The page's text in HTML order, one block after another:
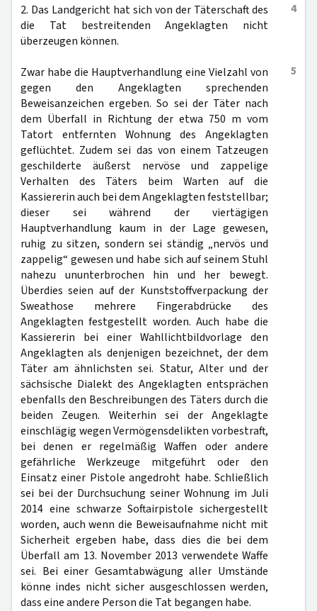
4
2. Das Landgericht hat sich von der Täterschaft des
die Tat bestreitenden Angeklagten nicht
überzeugen können.
5
Zwar habe die Hauptverhandlung eine Vielzahl von
gegen den Angeklagten sprechenden
Beweisanzeichen ergeben. So sei der Täter nach
dem Überfall in Richtung der etwa 750 m vom
Tatort entfernten Wohnung des Angeklagten
geflüchtet. Zudem sei das von einem Tatzeugen
geschilderte äußerst nervöse und zappelige
Verhalten des Täters beim Warten auf die
Kassiererin auch bei dem Angeklagten feststellbar;
dieser sei während der viertägigen
Hauptverhandlung kaum in der Lage gewesen,
ruhig zu sitzen, sondern sei ständig „nervös und
zappelig“ gewesen und habe sich auf seinem Stuhl
nahezu ununterbrochen hin und her bewegt.
Überdies seien auf der Kunststoffverpackung der
Sweathose mehrere Fingerabdrücke des
Angeklagten festgestellt worden. Auch habe die
Kassiererin bei einer Wahllichtbildvorlage den
Angeklagten als denjenigen bezeichnet, der dem
Täter am ähnlichsten sei. Statur, Alter und der
sächsische Dialekt des Angeklagten entsprächen
ebenfalls den Beschreibungen des Täters durch die
beiden Zeugen. Weiterhin sei der Angeklagte
einschlägig wegen Vermögensdelikten vorbestraft,
bei denen er regelmäßig Waffen oder andere
gefährliche Werkzeuge mitgeführt oder den
Einsatz einer Pistole angedroht habe. Schließlich
sei bei der Durchsuchung seiner Wohnung im Juli
2014 eine schwarze Softairpistole sichergestellt
worden, auch wenn die Beweisaufnahme nicht mit
Sicherheit ergeben habe, dass dies die bei dem
Überfall am 13. November 2013 verwendete Waffe
sei. Bei einer Gesamtabwägung aller Umstände
könne indes nicht sicher ausgeschlossen werden,
dass eine andere Person die Tat begangen habe.